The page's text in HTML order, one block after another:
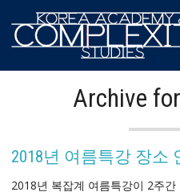
Archive
2018년 여름특강 장소
2018년 복잡계 여름특강이 2주